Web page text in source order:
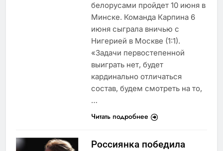
белорусами пройдет 10 июня в
Минске. Команда Карпина 6
июня сыграла вничью с
Нигерией в Москве (1:1).
«Задачи первостепенной
выиграть нет, будет
кардинально отличаться
состав, будем смотреть на то,
…
Читать подробнее
Россиянка победила